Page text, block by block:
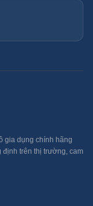
gia dụng chính hãng
trên thị trường, cam